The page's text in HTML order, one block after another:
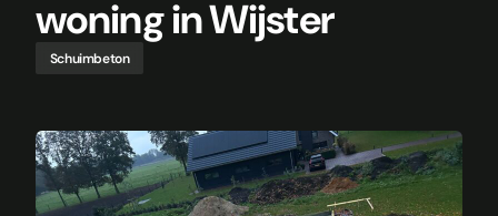
woning in Wijster
Schuimbeton